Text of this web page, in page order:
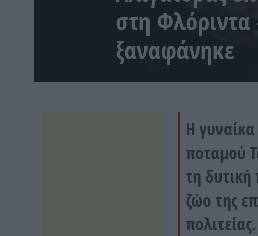
στη
ξαναφάνηκε
Η
ποταμού
τη δυτική
ζώο της
πολιτείας.